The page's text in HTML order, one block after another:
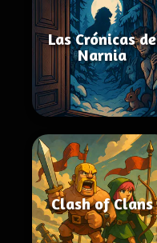
Las Crónicas de
Narnia
Clash of Clans